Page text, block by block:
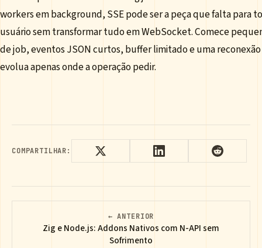
workers em background, SSE pode ser a peça que falta para
usuário sem transformar tudo em WebSocket. Comece
de job, eventos JSON curtos, buffer limitado e uma
evolua apenas onde a operação pedir.
COMPARTILHAR:
← ANTERIOR
Zig e Node.js: Addons Nativos com N-API sem
Sofrimento